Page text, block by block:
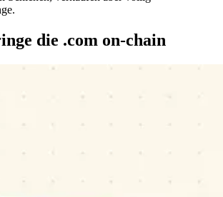
die .com on-chain